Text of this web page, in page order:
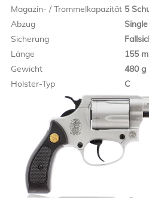
Magazin- / Trommelkapazität 5
Abzug
Sicherung
Länge
155
Gewicht
480 g
Holster-Typ
C